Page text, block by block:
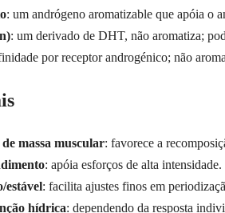
: um andrógeno aromatizable que apóia o
: um derivado de DHT, não aromatiza;
por receptor androgénico; não
massa muscular: favorece a
: apóia esforços de alta intensidade.
estável: facilita ajustes finos em
hídrica: dependendo da resposta